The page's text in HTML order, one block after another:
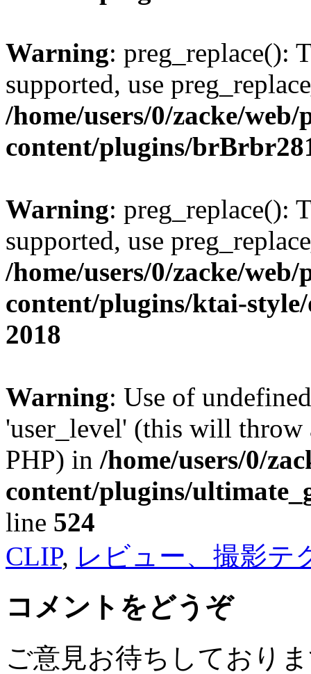
Warning: preg_replace():
supported, use
/home/users/0/zacke/
content/plugins/
Warning: preg_replace():
supported, use
/home/users/0/zacke/
content/plugins/ktai-
2018
Warning: Use of
'user_level' (this will
PHP) in /home/users/0/
content/plugins/
line 524
CLIP, レビュー、撮影テ
コメントをどうぞ
ご意見お待ちしており